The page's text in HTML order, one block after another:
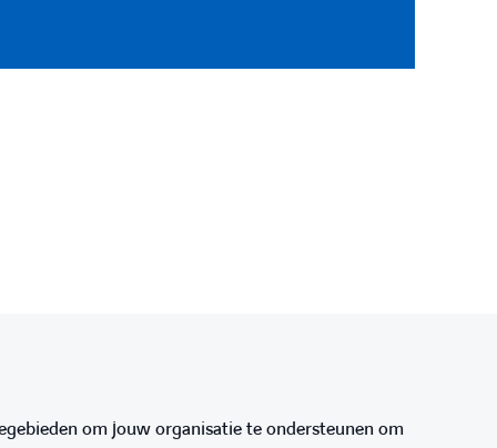
om jouw organisatie te ondersteunen om